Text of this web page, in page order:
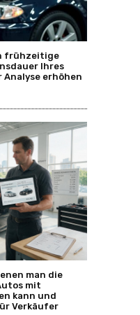
frühzeitige
Ihres
erhöhen
man die
mit
kann und
Verkäufer